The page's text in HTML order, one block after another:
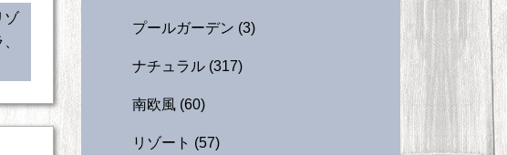
ゾ
プールガーデン (3)
ナチュラル (317)
南欧風 (60)
リゾート (57)